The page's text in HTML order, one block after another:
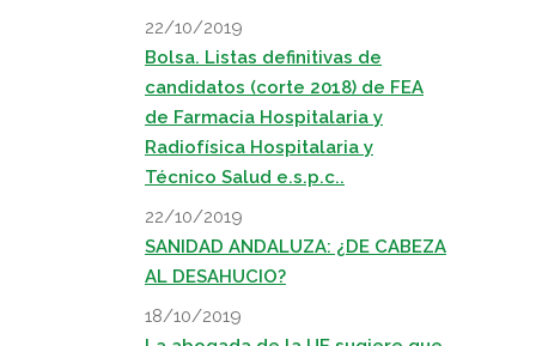
22/10/2019
Bolsa. Listas definitivas de
candidatos (corte 2018) de FEA
de Farmacia Hospitalaria y
Radiofísica Hospitalaria y
Técnico Salud e.s.p.c..
22/10/2019
SANIDAD ANDALUZA: ¿DE CABEZA
AL DESAHUCIO?
18/10/2019